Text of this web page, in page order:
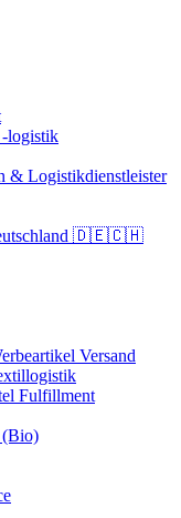
-logistik
& Logistikdienstleister
🇩🇪🇨🇭
Versand
Fulfillment
(Bio)